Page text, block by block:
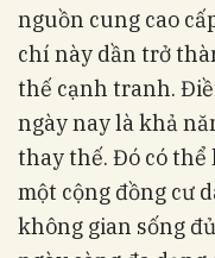
nguồn cung cao
chí này dần trở
thế cạnh tranh.
ngày nay là khả
thay thế. Đó có
một cộng đồng cư
không gian sống